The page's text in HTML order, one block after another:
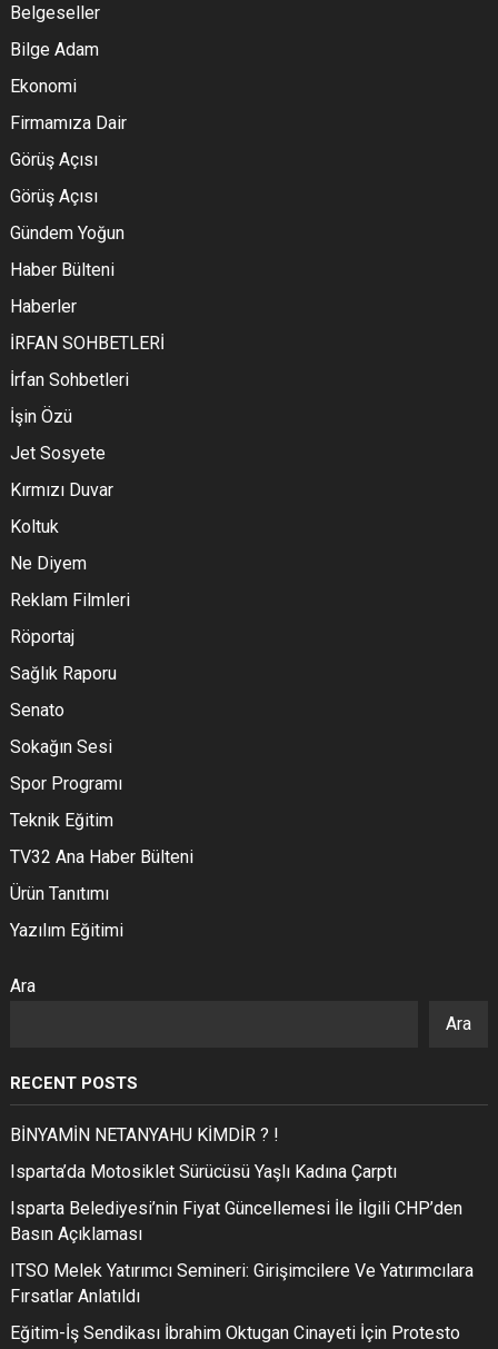
Belgeseller
Bilge Adam
Ekonomi
Firmamıza Dair
Görüş Açısı
Görüş Açısı
Gündem Yoğun
Haber Bülteni
Haberler
İRFAN SOHBETLERİ
İrfan Sohbetleri
İşin Özü
Jet Sosyete
Kırmızı Duvar
Koltuk
Ne Diyem
Reklam Filmleri
Röportaj
Sağlık Raporu
Senato
Sokağın Sesi
Spor Programı
Teknik Eğitim
TV32 Ana Haber Bülteni
Ürün Tanıtımı
Yazılım Eğitimi
Ara
Ara
RECENT POSTS
BİNYAMİN NETANYAHU KİMDİR ? !
Isparta’da Motosiklet Sürücüsü Yaşlı Kadına Çarptı
Isparta Belediyesi’nin Fiyat Güncellemesi İle İlgili CHP’den
Basın Açıklaması
ITSO Melek Yatırımcı Semineri: Girişimcilere Ve Yatırımcılara
Fırsatlar Anlatıldı
Eğitim-İş Sendikası İbrahim Oktugan Cinayeti İçin Protesto